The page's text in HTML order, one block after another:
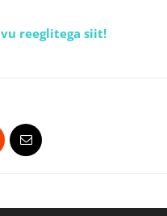
reeglitega siit!